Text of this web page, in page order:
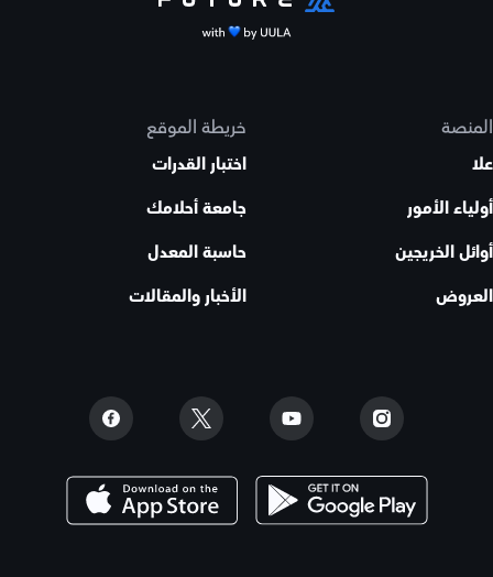
المنصة
علا
أولياء الأمور
أوائل الخريجين
العروض
خريطة الموقع
اختبار القدرات
جامعة أحلامك
حاسبة المعدل
الأخبار والمقالات